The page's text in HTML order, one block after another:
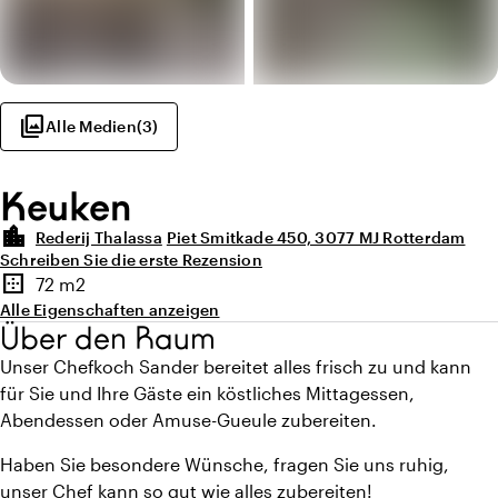
photo_libraryAlle Medien(3)
Keuken
location_city Rederij Thalassa Piet Smitkade 450, 3077 MJ Rotterdam
Schreiben Sie die erste Rezension
Highlights
border_outer
Fläche
72 m2
Alle Eigenschaften anzeigen
Über den Raum
Unser Chefkoch Sander bereitet alles frisch zu und kann
für Sie und Ihre Gäste ein köstliches Mittagessen,
Abendessen oder Amuse-Gueule zubereiten.
Haben Sie besondere Wünsche, fragen Sie uns ruhig,
unser Chef kann so gut wie alles zubereiten!